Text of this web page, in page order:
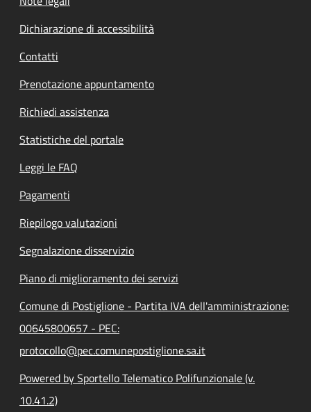
Dichiarazione di accessibilità
Contatti
Prenotazione appuntamento
Richiedi assistenza
Statistiche del portale
Leggi le FAQ
Pagamenti
Riepilogo valutazioni
Segnalazione disservizio
Piano di miglioramento dei servizi
Comune di Postiglione - Partita IVA dell'amministrazione:
00645800657 - PEC:
protocollo@pec.comunepostiglione.sa.it
Powered by Sportello Telematico Polifunzionale (v.
10.41.2)